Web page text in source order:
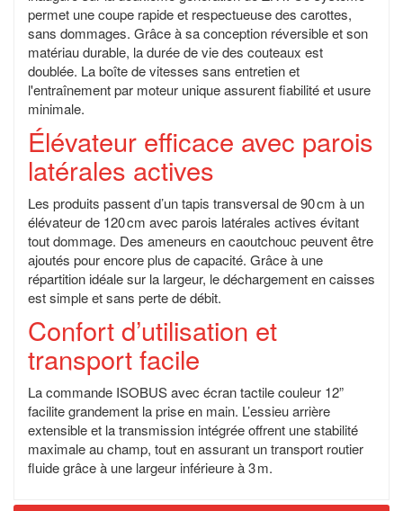
permet une coupe rapide et respectueuse des carottes,
sans dommages. Grâce à sa conception réversible et son
matériau durable, la durée de vie des couteaux est
doublée. La boîte de vitesses sans entretien et
l'entraînement par moteur unique assurent fiabilité et usure
minimale.
Élévateur efficace avec parois
latérales actives
Les produits passent d’un tapis transversal de 90 cm à un
élévateur de 120 cm avec parois latérales actives évitant
tout dommage. Des ameneurs en caoutchouc peuvent être
ajoutés pour encore plus de capacité. Grâce à une
répartition idéale sur la largeur, le déchargement en caisses
est simple et sans perte de débit.
Confort d’utilisation et
transport facile
La commande ISOBUS avec écran tactile couleur 12”
facilite grandement la prise en main. L’essieu arrière
extensible et la transmission intégrée offrent une stabilité
maximale au champ, tout en assurant un transport routier
fluide grâce à une largeur inférieure à 3 m.